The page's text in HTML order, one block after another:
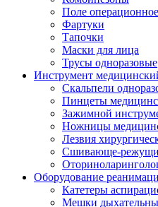
Поле операционное
Фартуки
Тапочки
Маски для лица
Трусы одноразовые
Инструмент
Скальпели
Пинцеты
Зажимной
Ножницы
Лезвия
Сшивающе-
Оборудование
Катетеры
Мешки